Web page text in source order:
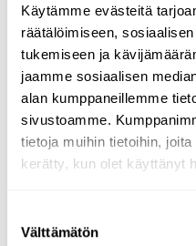
Käytämme evästeitä
räätälöimiseen,
tukemiseen ja
jaamme sosiaalisen
alan kumppaneillemme
sivustoamme.
tietoja muihin tietoihin,
kerätty, kun olet käyttänyt
valinta
Välttämätön
Magi, eld och